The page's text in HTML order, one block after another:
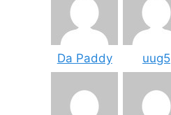
Da Paddy uug5